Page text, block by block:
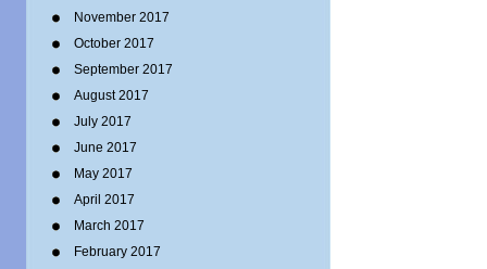
November 2017
October 2017
September 2017
August 2017
July 2017
June 2017
May 2017
April 2017
March 2017
February 2017